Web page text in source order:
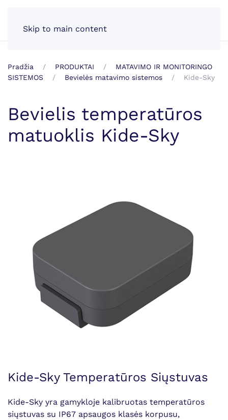
Skip to main content
Pradžia PRODUKTAI
MATAVIMO IR MONITORINGO
SISTEMOS
Bevielės matavimo sistemos Kide-Sky
Bevielis temperatūros
matuoklis Kide-Sky
Kide-Sky Temperatūros Siųstuvas
Kide-Sky yra gamykloje kalibruotas temperatūros
siųstuvas su IP67 apsaugos klasės korpusu,